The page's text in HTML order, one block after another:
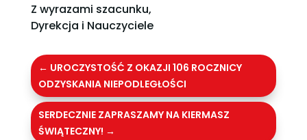
Z wyrazami szacunku,
Dyrekcja i Nauczyciele
← UROCZYSTOŚĆ Z OKAZJI 106 ROCZNICY
ODZYSKANIA NIEPODLEGŁOŚCI
SERDECZNIE ZAPRASZAMY NA KIERMASZ
ŚWIĄTECZNY! →